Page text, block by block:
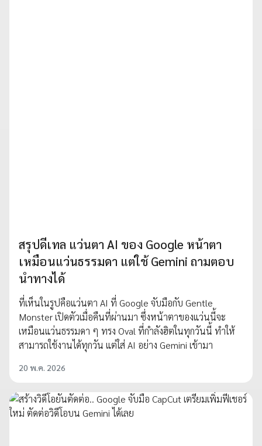
สรุปดีเทล แว่นตา AI ของ Google หน้าตา
เหมือนแว่นธรรมดา แต่ใช้ Gemini ถามตอบ
นำทางได้
ที่เห็นในรูปคือแว่นตา AI ที่ Google จับมือกับ Gentle
Monster เปิดตัวเมื่อคืนที่ผ่านมา ซึ่งหน้าตาของแว่นนี้จะ
เหมือนแว่นธรรมดา ๆ ทรง Oval ที่กำลังฮิตในทุกวันนี้ ทำให้
สามารถใช้งานได้ทุกวัน แต่ใส่ AI อย่าง Gemini เข้ามา
20 พ.ค. 2026